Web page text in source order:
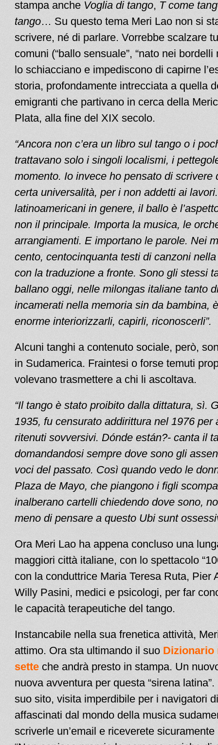
stampa anche Voglia di tango, T come
tango… Su questo tema Meri Lao non si
scrivere, né di parlare. Vorrebbe scalzare
comuni (“ballo sensuale”, “nato nei bordelli
lo schiacciano e impediscono di capirne
storia, profondamente intrecciata a quella
emigranti che partivano in cerca della
Plata, alla fine del XIX secolo.
“Ancora non c’era un libro sul tango o i
trattavano solo i singoli localismi, i
momento. Io invece ho pensato di scrivere
certa universalità, per i non addetti ai
latinoamericani in genere, il ballo è
non il principale. Importa la musica, le
arrangiamenti. E importano le parole. Nei
cento, centocinquanta testi di canzoni
con la traduzione a fronte. Sono gli stessi
ballano oggi, nelle milongas italiane tanto
incamerati nella memoria sin da bambina,
enorme interiorizzarli, capirli, riconoscerli”.
Alcuni tanghi a contenuto sociale, però,
in Sudamerica. Fraintesi o forse temuti
volevano trasmettere a chi li ascoltava.
“Il tango è stato proibito dalla dittatura, sì.
1935, fu censurato addirittura nel 1976 per
ritenuti sovversivi. Dónde están?- canta il
domandandosi sempre dove sono gli
voci del passato. Così quando vedo le
Plaza de Mayo, che piangono i figli
inalberano cartelli chiedendo dove sono,
meno di pensare a questo Ubi sunt
Ora Meri Lao ha appena concluso una
maggiori città italiane, con lo spettacolo
con la conduttrice Maria Teresa Ruta, Pier
Willy Pasini, medici e psicologi, per far
le capacità terapeutiche del tango.
Instancabile nella sua frenetica attività,
attimo. Ora sta ultimando il suo Dizionario
sette che andrà presto in stampa. Un
nuova avventura per questa “sirena
suo sito, visita imperdibile per i navigatori
affascinati dal mondo della musica
scriverle un’email e riceverete